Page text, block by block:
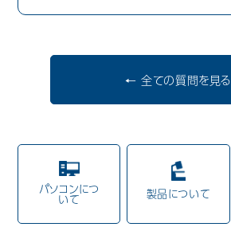
歯科用CAD/CAM製品
Cases
Showroom 営業所・ショールーム
← 全ての質問を見る
パソコンにつ
いて 製品について